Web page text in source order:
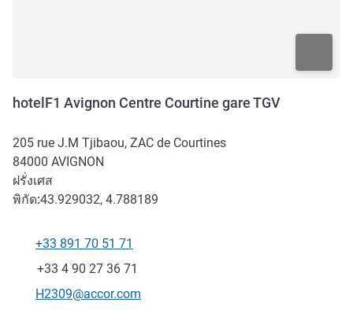
hotelF1 Avignon Centre Courtine gare TGV
205 rue J.M Tjibaou, ZAC de Courtines
84000 AVIGNON
ฝรั่งเศส
พิกัด:43.929032, 4.788189
โทรศัพท์
+33 891 70 51 71
แฟกซ์
+33 4 90 27 36 71
อีเมลติดต่อ
H2309@accor.com